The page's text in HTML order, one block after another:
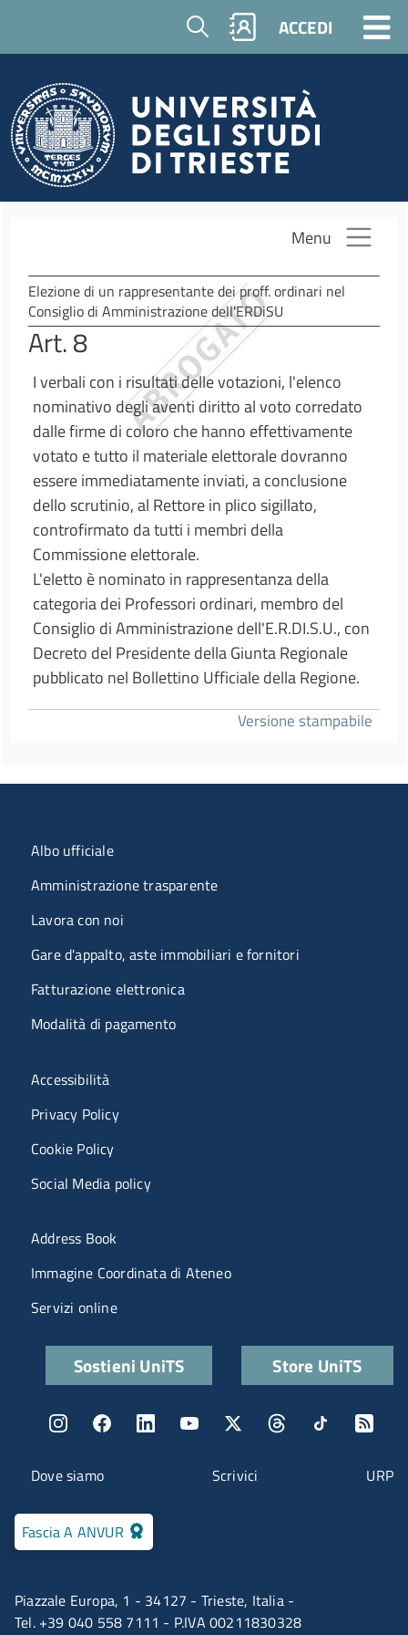
Salta al contenuto principale
Cerca ACCEDI
Menu
Elezione di un rappresentante dei proff. ordinari nel
Consiglio di Amministrazione dell'ERDiSU
Art. 8
I verbali con i risultati delle votazioni, l'elenco
nominativo degli aventi diritto al voto corredato
dalle firme di coloro che hanno effettivamente
votato e tutto il materiale elettorale dovranno
essere immediatamente inviati, a conclusione
dello scrutinio, al Rettore in plico sigillato,
controfirmato da tutti i membri della
Commissione elettorale.
L'eletto è nominato in rappresentanza della
categoria dei Professori ordinari, membro del
Consiglio di Amministrazione dell'E.R.DI.S.U., con
Decreto del Presidente della Giunta Regionale
pubblicato nel Bollettino Ufficiale della Regione.
Versione stampabile
Piazzale Europa, 1 - 34127 - Trieste, Italia -
Tel. +39 040 558 7111 - P.IVA 00211830328
Fascia A ANVUR
Menu contatti
Dove siamo Scrivici URP
Menu organizzazione
Albo ufficiale
Amministrazione trasparente
Lavora con noi
Gare d'appalto, aste immobiliari e fornitori
Fatturazione elettronica
Modalità di pagamento
Menù riferimenti
Accessibilità
Privacy Policy
Cookie Policy
Social Media policy
Menu portale
Address Book
Immagine Coordinata di Ateneo
Servizi online
Quick linksSostieni UniTS Store UniTS
Menu social